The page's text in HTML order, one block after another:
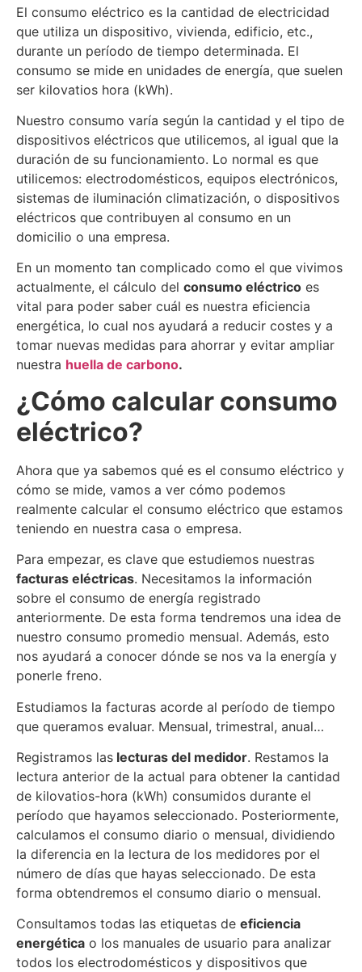
El consumo eléctrico es la cantidad de electricidad
que utiliza un dispositivo, vivienda, edificio, etc.,
durante un período de tiempo determinada. El
consumo se mide en unidades de energía, que suelen
ser kilovatios hora (kWh).
Nuestro consumo varía según la cantidad y el tipo de
dispositivos eléctricos que utilicemos, al igual que la
duración de su funcionamiento. Lo normal es que
utilicemos: electrodomésticos, equipos electrónicos,
sistemas de iluminación climatización, o dispositivos
eléctricos que contribuyen al consumo en un
domicilio o una empresa.
En un momento tan complicado como el que vivimos
actualmente, el cálculo del consumo eléctrico es
vital para poder saber cuál es nuestra eficiencia
energética, lo cual nos ayudará a reducir costes y a
tomar nuevas medidas para ahorrar y evitar ampliar
nuestra huella de carbono.
¿Cómo calcular consumo
eléctrico?
Ahora que ya sabemos qué es el consumo eléctrico y
cómo se mide, vamos a ver cómo podemos
realmente calcular el consumo eléctrico que estamos
teniendo en nuestra casa o empresa.
Para empezar, es clave que estudiemos nuestras
facturas eléctricas. Necesitamos la información
sobre el consumo de energía registrado
anteriormente. De esta forma tendremos una idea de
nuestro consumo promedio mensual. Además, esto
nos ayudará a conocer dónde se nos va la energía y
ponerle freno.
Estudiamos la facturas acorde al período de tiempo
que queramos evaluar. Mensual, trimestral, anual…
Registramos las lecturas del medidor. Restamos la
lectura anterior de la actual para obtener la cantidad
de kilovatios-hora (kWh) consumidos durante el
período que hayamos seleccionado. Posteriormente,
calculamos el consumo diario o mensual, dividiendo
la diferencia en la lectura de los medidores por el
número de días que hayas seleccionado. De esta
forma obtendremos el consumo diario o mensual.
Consultamos todas las etiquetas de eficiencia
energética o los manuales de usuario para analizar
todos los electrodomésticos y dispositivos que